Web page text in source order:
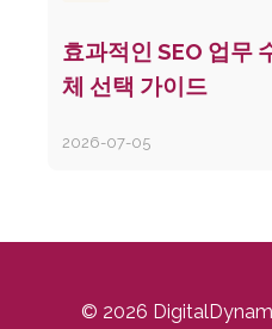
효과적인 SEO 업무
체 선택 가이드
2026-07-05
© 2026